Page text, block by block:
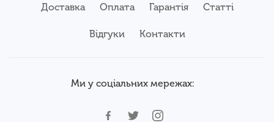
Доставка Оплата Гарантія Статті
Відгуки Контакти
Ми у соціальних мережах: